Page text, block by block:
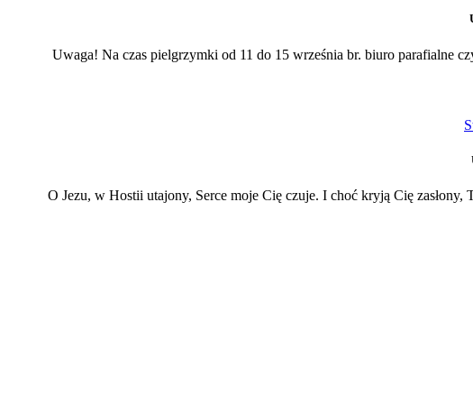
Uwaga! Na czas pielgrzymki od 11 do 15 września br. biuro parafialne
O Jezu, w Hostii utajony, Serce moje Cię czuje. I choć kryją Cię